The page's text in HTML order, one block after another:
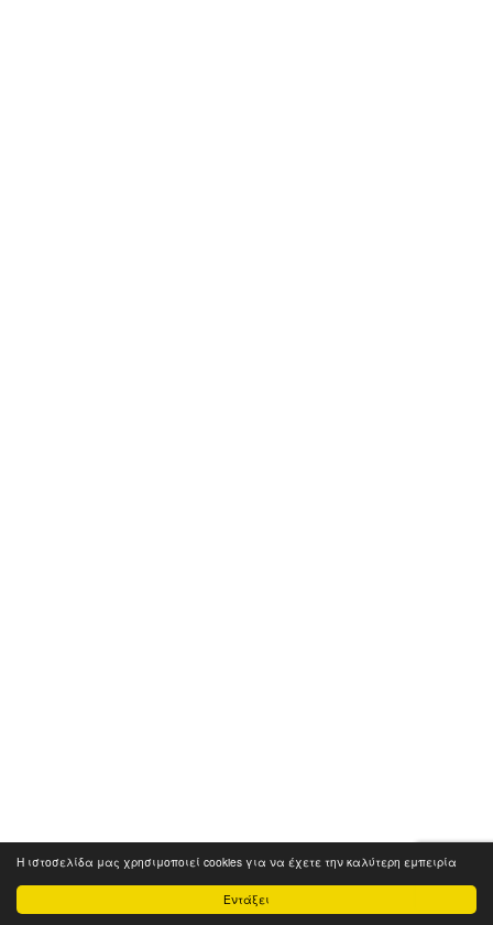
Εντάξει
Η ιστοσελίδα μας χρησιμοποιεί cookies για να έχετε την καλύτερη εμπειρία